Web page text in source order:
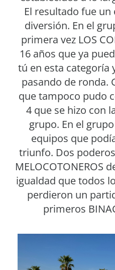
El resultado fue
diversión. En el
primera vez LOS
16 años que ya
tú en esta categoría
pasando de ronda.
que tampoco pudo
4 que se hizo con
grupo. En el
equipos que
triunfo. Dos
MELOCOTONEROS
igualdad que todos
perdieron un
primeros